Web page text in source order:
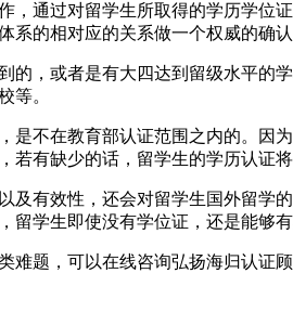
，通过对留学生所取得的学历学
的相对应的关系做一个权威的确
，或者是有大四达到留级水平的
等。
不在教育部认证范围之内的。因
有缺少的话，留学生的学历认证将
有效性，还会对留学生国外留学
学生即使没有学位证，还是能够
题，可以在线咨询弘扬海归认证